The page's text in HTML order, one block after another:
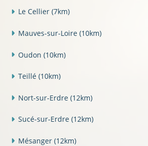
Le Cellier (7km)
Mauves-sur-Loire (10km)
Oudon (10km)
Teillé (10km)
Nort-sur-Erdre (12km)
Sucé-sur-Erdre (12km)
Mésanger (12km)